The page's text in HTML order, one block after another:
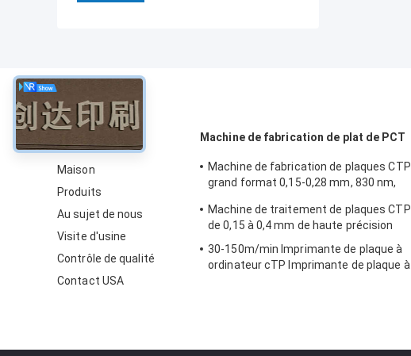
Maison
Produits
Au sujet de nous
Visite d'usine
Contrôle de qualité
Contact USA
Machine de fabrication de plat de PCT
Machine de fabrication de plaques CTP
grand format 0,15-0,28 mm, 830 nm,
Machine de traitement de plaques CTP
de 0,15 à 0,4 mm de haute précision
30-150m/min Imprimante de plaque à
ordinateur cTP Imprimante de plaque à